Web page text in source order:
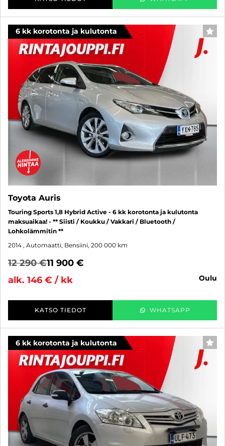
6 kk korotonta ja kulutonta
Toyota Auris
Touring Sports 1,8 Hybrid Active - 6 kk korotonta ja kulutonta
maksuaikaa! - ** Siisti / Koukku / Vakkari / Bluetooth /
Lohkolämmitin **
2014 , Automaatti, Bensiini, 200 000 km
12 290 €11 900 €
alk. 146 € / kk
oulu
KATSO TIEDOT WHATSAPP
6 kk korotonta ja kulutonta